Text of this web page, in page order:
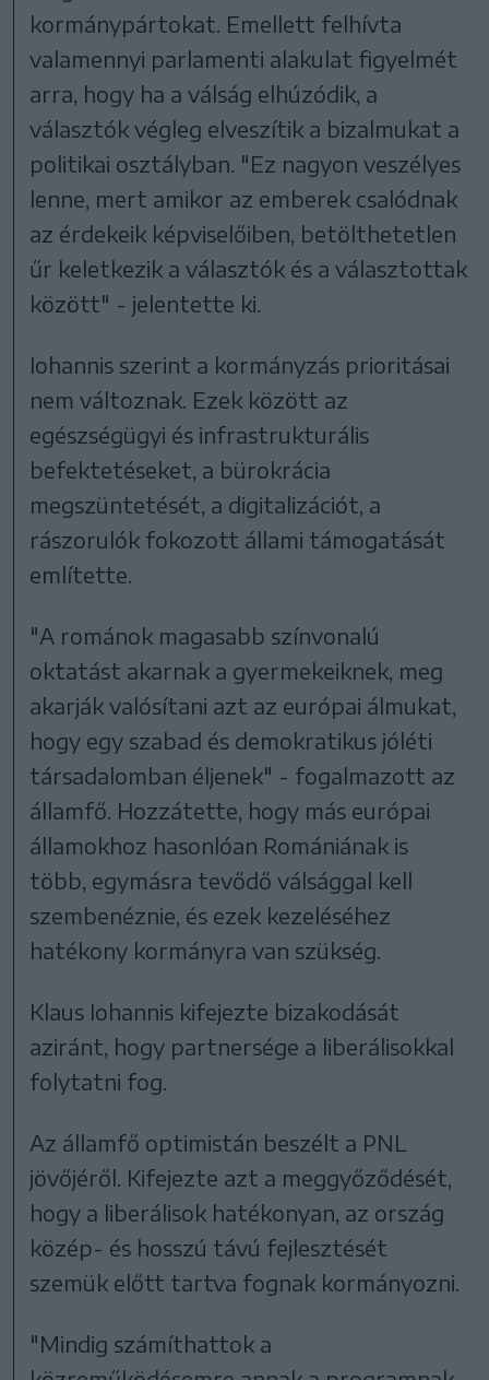
kormánypártokat. Emellett felhívta
valamennyi parlamenti alakulat figyelmét
arra, hogy ha a válság elhúzódik, a
választók végleg elveszítik a bizalmukat a
politikai osztályban. "Ez nagyon veszélyes
lenne, mert amikor az emberek csalódnak
az érdekeik képviselőiben, betölthetetlen
űr keletkezik a választók és a választottak
között" - jelentette ki.
Iohannis szerint a kormányzás prioritásai
nem változnak. Ezek között az
egészségügyi és infrastrukturális
befektetéseket, a bürokrácia
megszüntetését, a digitalizációt, a
rászorulók fokozott állami támogatását
említette.
"A románok magasabb színvonalú
oktatást akarnak a gyermekeiknek, meg
akarják valósítani azt az európai álmukat,
hogy egy szabad és demokratikus jóléti
társadalomban éljenek" - fogalmazott az
államfő. Hozzátette, hogy más európai
államokhoz hasonlóan Romániának is
több, egymásra tevődő válsággal kell
szembenéznie, és ezek kezeléséhez
hatékony kormányra van szükség.
Klaus Iohannis kifejezte bizakodását
aziránt, hogy partnersége a liberálisokkal
folytatni fog.
Az államfő optimistán beszélt a PNL
jövőjéről. Kifejezte azt a meggyőződését,
hogy a liberálisok hatékonyan, az ország
közép- és hosszú távú fejlesztését
szemük előtt tartva fognak kormányozni.
"Mindig számíthattok a